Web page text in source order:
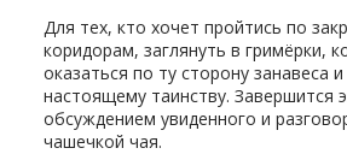
Для тех, кто хочет пройтись по
коридорам, заглянуть в гримёрки,
оказаться по ту сторону занавеса
настоящему таинству. Завершится
обсуждением увиденного и
чашечкой чая.